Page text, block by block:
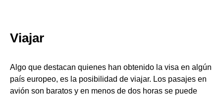
Viajar
Algo que destacan quienes han obtenido la visa en algún
país europeo, es la posibilidad de viajar. Los pasajes en
avión son baratos y en menos de dos horas se puede